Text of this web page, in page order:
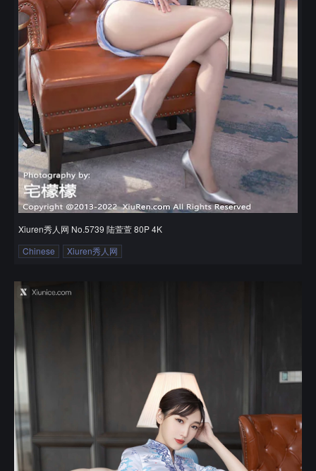
Xiuren秀人网 No.5739 陆萱萱 80P 4K
Chinese
Xiuren秀人网